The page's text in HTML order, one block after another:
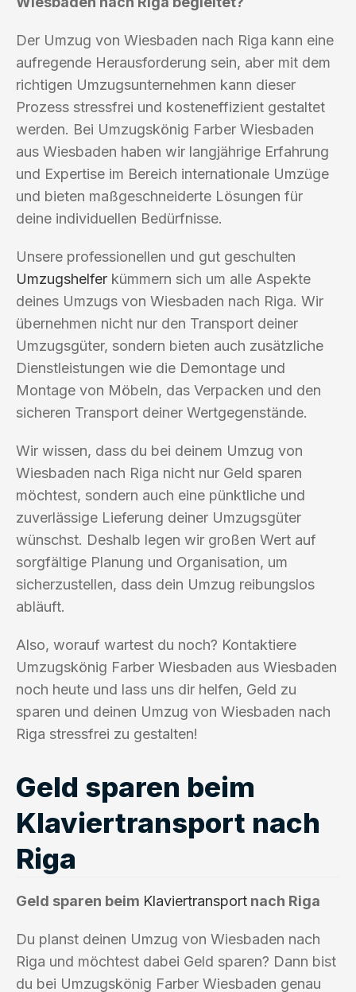
Der Umzug von Wiesbaden nach Riga kann eine
aufregende Herausforderung sein, aber mit dem
richtigen Umzugsunternehmen kann dieser
Prozess stressfrei und kosteneffizient gestaltet
werden. Bei Umzugskönig Farber Wiesbaden
aus Wiesbaden haben wir langjährige Erfahrung
und Expertise im Bereich internationale Umzüge
und bieten maßgeschneiderte Lösungen für
deine individuellen Bedürfnisse.
Unsere professionellen und gut geschulten
Umzugshelfer kümmern sich um alle Aspekte
deines Umzugs von Wiesbaden nach Riga. Wir
übernehmen nicht nur den Transport deiner
Umzugsgüter, sondern bieten auch zusätzliche
Dienstleistungen wie die Demontage und
Montage von Möbeln, das Verpacken und den
sicheren Transport deiner Wertgegenstände.
Wir wissen, dass du bei deinem Umzug von
Wiesbaden nach Riga nicht nur Geld sparen
möchtest, sondern auch eine pünktliche und
zuverlässige Lieferung deiner Umzugsgüter
wünschst. Deshalb legen wir großen Wert auf
sorgfältige Planung und Organisation, um
sicherzustellen, dass dein Umzug reibungslos
abläuft.
Also, worauf wartest du noch? Kontaktiere
Umzugskönig Farber Wiesbaden aus Wiesbaden
noch heute und lass uns dir helfen, Geld zu
sparen und deinen Umzug von Wiesbaden nach
Riga stressfrei zu gestalten!
Geld sparen beim
Klaviertransport nach
Riga
Geld sparen beim Klaviertransport nach Riga
Du planst deinen Umzug von Wiesbaden nach
Riga und möchtest dabei Geld sparen? Dann bist
du bei Umzugskönig Farber Wiesbaden genau